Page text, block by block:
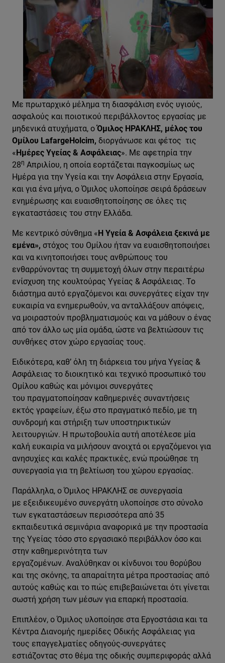
Με πρωταρχικό μέλημα τη διασφάλιση ενός υγιούς,
ασφαλούς και ποιοτικού περιβάλλοντος εργασίας με
μηδενικά ατυχήματα, οΌμιλος ΗΡΑΚΛΗΣ, μέλος του
Ομίλου LafargeHolcim, διοργάνωσε και φέτος τις
«Ημέρες Υγείας & Ασφάλειας». Με αφετηρία την
28η Απριλίου, η οποία εορτάζεται παγκοσμίως ως
Ημέρα για την Υγεία και την Ασφάλεια στην Εργασία,
και για ένα μήνα, ο Όμιλος υλοποίησε σειρά δράσεων
ενημέρωσης και ευαισθητοποίησης σε όλες τις
εγκαταστάσεις του στην Ελλάδα.
Με κεντρικό σύνθημα «Η Υγεία & Ασφάλεια ξεκινά με
εμένα», στόχος του Ομίλου ήταν να ευαισθητοποιήσει
και να κινητοποιήσει τους ανθρώπους του
ενθαρρύνοντας τη συμμετοχή όλων στην περαιτέρω
ενίσχυση της κουλτούρας Υγείας & Ασφάλειας. Το
διάστημα αυτό εργαζόμενοι και συνεργάτες είχαν την
ευκαιρία να ενημερωθούν, να ανταλλάξουν απόψεις,
να μοιραστούν προβληματισμούς και να μάθουν ο ένας
από τον άλλο ως μία ομάδα, ώστε να βελτιώσουν τις
συνθήκες στον χώρο εργασίας τους.
Ειδικότερα, καθ’ όλη τη διάρκεια του μήνα Υγείας &
Ασφάλειας το διοικητικό και τεχνικό προσωπικό του
Ομίλου καθώς και μόνιμοι συνεργάτες
του πραγματοποίησαν καθημερινές συναντήσεις
εκτός γραφείων, έξω στο πραγματικό πεδίο, με τη
συνδρομή και στήριξη των υποστηρικτικών
λειτουργιών. Η πρωτοβουλία αυτή αποτέλεσε μία
καλή ευκαιρία να μιλήσουν ανοιχτά οι εργαζόμενοι για
ανησυχίες και καλές πρακτικές, ενώ προώθησε τη
συνεργασία για τη βελτίωση του χώρου εργασίας.
Παράλληλα, ο Όμιλος ΗΡΑΚΛΗΣ σε συνεργασία
με εξειδικευμένο συνεργάτη υλοποίησε στο σύνολο
των εγκαταστάσεων περισσότερα από 35
εκπαιδευτικά σεμινάρια αναφορικά με την προστασία
της Υγείας τόσο στο εργασιακό περιβάλλον όσο και
στην καθημερινότητα των
εργαζομένων. Αναλύθηκαν οι κίνδυνοι του θορύβου
και της σκόνης, τα απαραίτητα μέτρα προστασίας από
αυτούς καθώς και το πώς επιβεβαιώνεται ότι γίνεται
σωστή χρήση των μέσων για επαρκή προστασία.
Επιπλέον, ο Όμιλος υλοποίησε στα Εργοστάσια και τα
Κέντρα Διανομής ημερίδες Οδικής Ασφάλειας για
τους επαγγελματίες οδηγούς-συνεργάτες
εστιάζοντας στο θέμα της οδικής συμπεριφοράς αλλά